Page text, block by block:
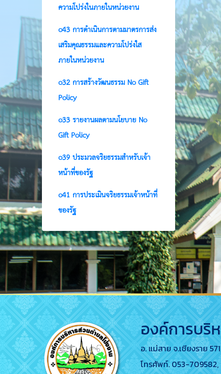
ความโปร่งในภายในหน่วยงาน
o43 การดำเนินการตามมาตรการส่ง
เสริมคุณธรรมและความโปร่งใส
ภายในหน่วยงาน
o32 การสร้างวัฒนธรรม No Gift
Policy
o33 รายงานผลตามนโยบาย No
Gift Policy
o39 ประมวลจริยธรรมสำหรับเจ้า
หน้าที่ของรัฐ
o41 การประเมินจริยธรรมเจ้าหน้าที่
ของรัฐ
องค์การบริ
อ. แม่สาย จ.เชียงราย
โทรศัพท์. 053-